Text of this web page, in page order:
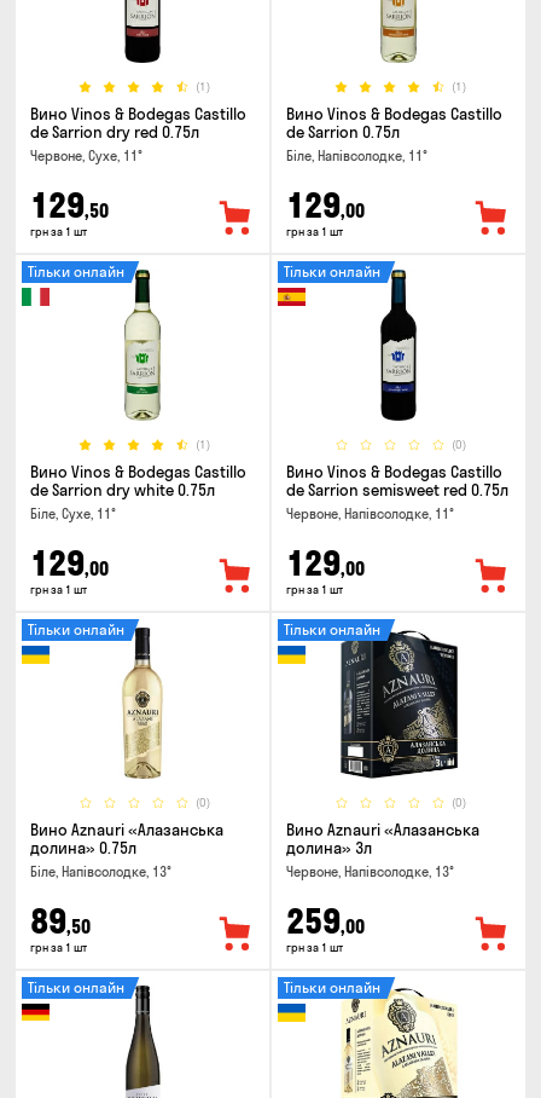
(1)
Вино Vinos & Bodegas Castillo
de Sarrion dry red 0.75л
Червоне, Сухе, 11°
129,50
грн за 1 шт
(1)
Вино Vinos & Bodegas Castillo
de Sarrion 0.75л
Біле, Напівсолодке, 11°
129,00
грн за 1 шт
(1)
Тільки онлайн
Вино Vinos & Bodegas Castillo
de Sarrion dry white 0.75л
Біле, Сухе, 11°
129,00
грн за 1 шт
(0)
Тільки онлайн
Вино Vinos & Bodegas Castillo
de Sarrion semisweet red 0.75л
Червоне, Напівсолодке, 11°
129,00
грн за 1 шт
(0)
Тільки онлайн
Вино Aznauri «Алазанська
долина» 0.75л
Біле, Напівсолодке, 13°
89,50
грн за 1 шт
(0)
Тільки онлайн
Вино Aznauri «Алазанська
долина» 3л
Червоне, Напівсолодке, 13°
259,00
грн за 1 шт
Тільки онлайн Тільки онлайн